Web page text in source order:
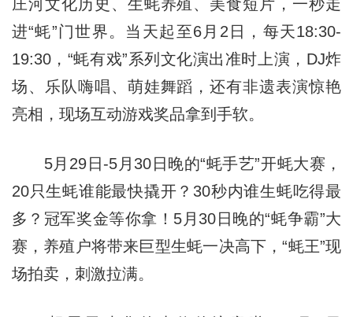
庄河文化历史、生蚝养殖、美食短片，一秒走
进“蚝”门世界。当天起至6月2日，每天18:30-
19:30，“蚝有戏”系列文化演出准时上演，DJ炸
场、乐队嗨唱、萌娃舞蹈，还有非遗表演惊艳
亮相，现场互动游戏奖品拿到手软。
5月29日-5月30日晚的“蚝手艺”开蚝大赛，
20只生蚝谁能最快撬开？30秒内谁生蚝吃得最
多？冠军奖金等你拿！5月30日晚的“蚝争霸”大
赛，养殖户将带来巨型生蚝一决高下，“蚝王”现
场拍卖，刺激拉满。